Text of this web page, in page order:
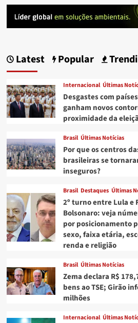
Latest Popular
Internacional Últimas
Desgastes com
ganham novos
proximidade da
Brasil Últimas Notícias
Por que os centros
brasileiras se
inseguros?
Brasil Destaques Últimas
2º turno entre Lula e
Bolsonaro: veja
por posicionamento
sexo, faixa etária,
renda e religião
Brasil Últimas Notícias
Zema declara R$
bens ao TSE; Girão
milhões
Internacional Últimas